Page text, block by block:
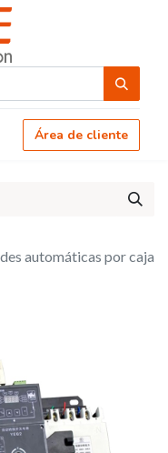
Área de cliente
automáticas por caja